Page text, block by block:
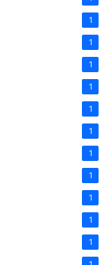
1
1
1
1
1
1
1
1
1
1
1